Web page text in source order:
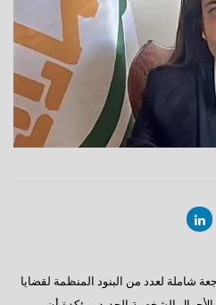
شاملة لعدد من البنود المنظمة لقضايا